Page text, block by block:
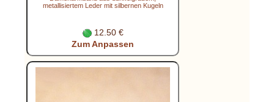
metallisiertem Leder mit silbernen Kugeln
12.50 €
Zum Anpassen